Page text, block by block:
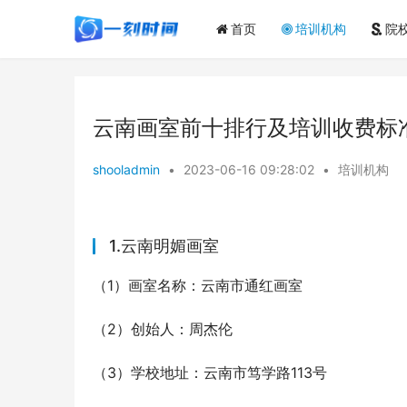
首页 培训机构 院
云南画室前十排行及培训收费标
shooladmin • 2023-06-16 09:28:02 • 培训机构
1.云南明媚画室
（1）画室名称：云南市通红画室
（2）创始人：周杰伦
（3）学校地址：云南市笃学路113号